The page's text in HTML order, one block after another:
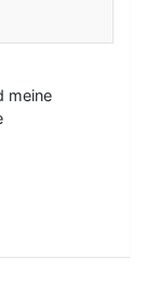
meine